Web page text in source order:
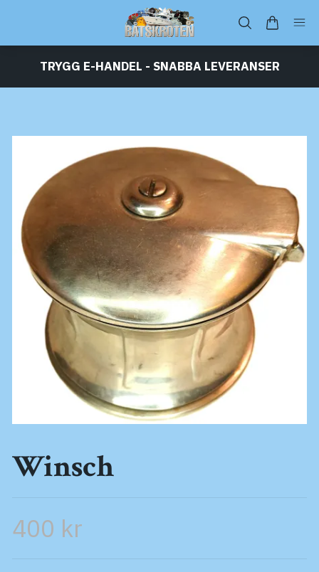
TRYGG E-HANDEL - SNABBA LEVERANSER
Winsch
400 kr